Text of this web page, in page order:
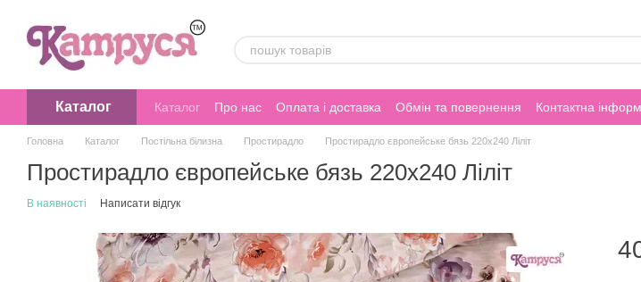
Каталог Каталог Про нас Оплата і доставка Обмін та повернення Контактна
Головна Каталог Постільна білизна Простирадло Простирадло європейське бязь 220х240 Ліліт
Простирадло європейське бязь 220х240 Ліліт
В наявності Написати відгук